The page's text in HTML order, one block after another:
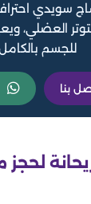
سويدي
العضلي،
للجسم
بنا